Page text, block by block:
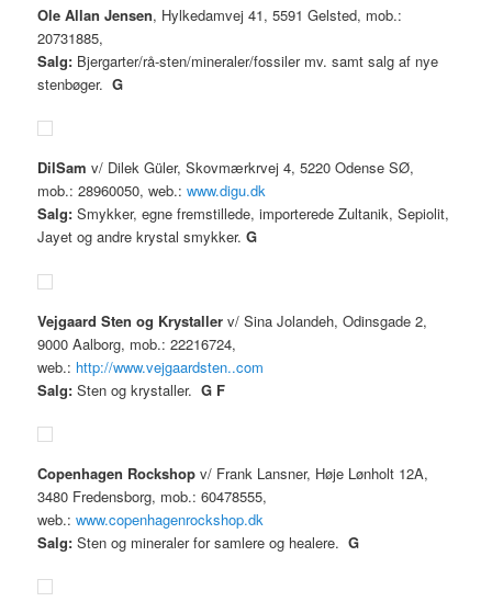
Ole Allan Jensen, Hylkedamvej 41, 5591 Gelsted, mob.:
20731885,
Salg: Bjergarter/rå-sten/mineraler/fossiler mv. samt salg af nye
stenbøger.G
DilSam v/ Dilek Güler, Skovmærkrvej 4, 5220 Odense SØ,
mob.: 28960050, web.:www.digu.dk
Salg:Smykker, egne fremstillede, importerede Zultanik, Sepiolit,
Jayet og andre krystal smykker.G
Vejgaard Sten og Krystaller v/ Sina Jolandeh, Odinsgade 2,
9000 Aalborg, mob.: 22216724,
web.: http://www.vejgaardsten..com
Salg: Sten og krystaller.G F
Copenhagen Rockshop v/ Frank Lansner, Høje Lønholt 12A,
3480 Fredensborg, mob.: 60478555,
web.:www.copenhagenrockshop.dk
Salg: Sten og mineraler for samlere og healere.G